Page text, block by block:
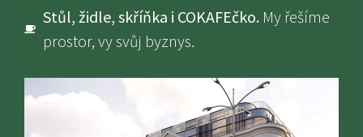
Stůl, židle, skříňka i COKAFEčko.My řešíme
prostor, vy svůj byznys.